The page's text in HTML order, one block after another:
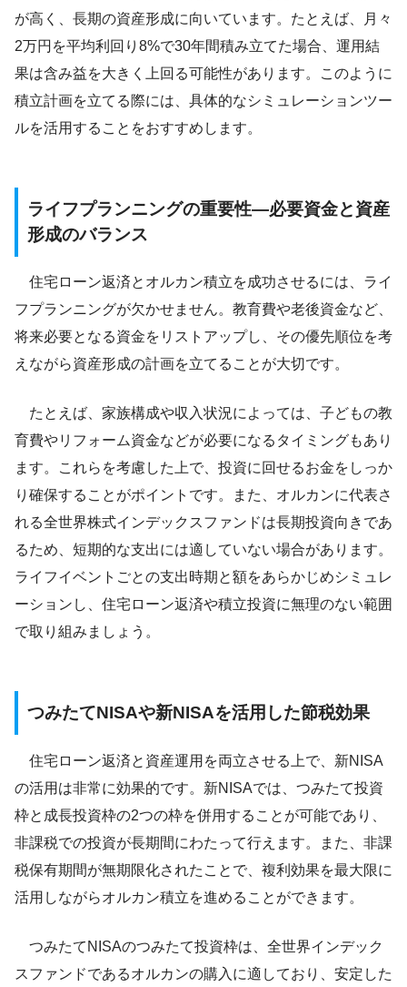
が高く、長期の資産形成に向いています。たとえば、月々
2万円を平均利回り8%で30年間積み立てた場合、運用結
果は含み益を大きく上回る可能性があります。このように
積立計画を立てる際には、具体的なシミュレーションツー
ルを活用することをおすすめします。
ライフプランニングの重要性―必要資金と資産
形成のバランス
住宅ローン返済とオルカン積立を成功させるには、ライ
フプランニングが欠かせません。教育費や老後資金など、
将来必要となる資金をリストアップし、その優先順位を考
えながら資産形成の計画を立てることが大切です。
たとえば、家族構成や収入状況によっては、子どもの教
育費やリフォーム資金などが必要になるタイミングもあり
ます。これらを考慮した上で、投資に回せるお金をしっか
り確保することがポイントです。また、オルカンに代表さ
れる全世界株式インデックスファンドは長期投資向きであ
るため、短期的な支出には適していない場合があります。
ライフイベントごとの支出時期と額をあらかじめシミュレ
ーションし、住宅ローン返済や積立投資に無理のない範囲
で取り組みましょう。
つみたてNISAや新NISAを活用した節税効果
住宅ローン返済と資産運用を両立させる上で、新NISA
の活用は非常に効果的です。新NISAでは、つみたて投資
枠と成長投資枠の2つの枠を併用することが可能であり、
非課税での投資が長期間にわたって行えます。また、非課
税保有期間が無期限化されたことで、複利効果を最大限に
活用しながらオルカン積立を進めることができます。
つみたてNISAのつみたて投資枠は、全世界インデック
スファンドであるオルカンの購入に適しており、安定した